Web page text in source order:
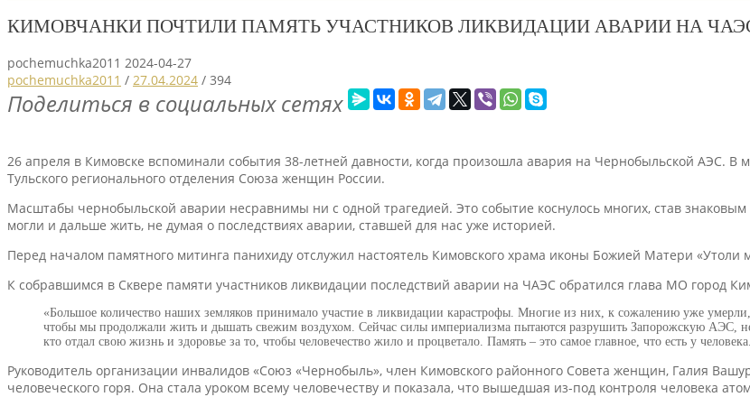
КИМОВЧАНКИ ПОЧТИЛИ ПАМЯТЬ УЧАСТНИКОВ ЛИКВИДАЦИИ АВАРИИ НА
pochemuchka2011 2024-04-27
pochemuchka2011 / 27.04.2024 / 394
Поделиться в социальных сетях
26 апреля в Кимовске вспоминали события 38-летней давности, когда произошла авария на Чернобыльской
Тульского регионального отделения Союза женщин России.
Масштабы чернобыльской аварии несравнимы ни с одной трагедией. Это событие коснулось многих, став
могли и дальше жить, не думая о последствиях аварии, ставшей для нас уже историей.
Перед началом памятного митинга панихиду отслужил настоятель Кимовского храма иконы Божией Матери «Утоли
К собравшимся в Сквере памяти участников ликвидации последствий аварии на ЧАЭС обратился глава МО город
«Большое количество наших земляков принимало участие в ликвидации карастрофы. Многие из них, к сожалению уже
чтобы мы продолжали жить и дышать свежим воздухом. Сейчас силы империализма пытаются разрушить Запорожскую АЭС, не
кто отдал свою жизнь и здоровье за то, чтобы человечество жило и процветало. Память – это самое главное, что есть у
Руководитель организации инвалидов «Союз «Чернобыль», член Кимовского районного Совета женщин, Галия
человеческого горя. Она стала уроком всему человечеству и показала, что вышедшая из-под контроля человека